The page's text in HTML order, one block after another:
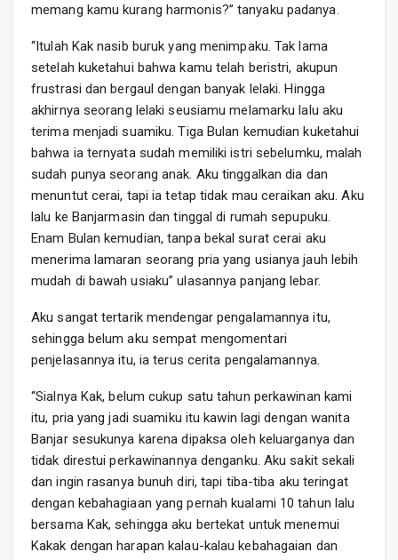
memang kamu kurang harmonis?” tanyaku padanya.
“Itulah Kak nasib buruk yang menimpaku. Tak lama
setelah kuketahui bahwa kamu telah beristri, akupun
frustrasi dan bergaul dengan banyak lelaki. Hingga
akhirnya seorang lelaki seusiamu melamarku lalu aku
terima menjadi suamiku. Tiga Bulan kemudian kuketahui
bahwa ia ternyata sudah memiliki istri sebelumku, malah
sudah punya seorang anak. Aku tinggalkan dia dan
menuntut cerai, tapi ia tetap tidak mau ceraikan aku. Aku
lalu ke Banjarmasin dan tinggal di rumah sepupuku.
Enam Bulan kemudian, tanpa bekal surat cerai aku
menerima lamaran seorang pria yang usianya jauh lebih
mudah di bawah usiaku” ulasannya panjang lebar.
Aku sangat tertarik mendengar pengalamannya itu,
sehingga belum aku sempat mengomentari
penjelasannya itu, ia terus cerita pengalamannya.
“Sialnya Kak, belum cukup satu tahun perkawinan kami
itu, pria yang jadi suamiku itu kawin lagi dengan wanita
Banjar sesukunya karena dipaksa oleh keluarganya dan
tidak direstui perkawinannya denganku. Aku sakit sekali
dan ingin rasanya bunuh diri, tapi tiba-tiba aku teringat
dengan kebahagiaan yang pernah kualami 10 tahun lalu
bersama Kak, sehingga aku bertekat untuk menemui
Kakak dengan harapan kalau-kalau kebahagaian dan